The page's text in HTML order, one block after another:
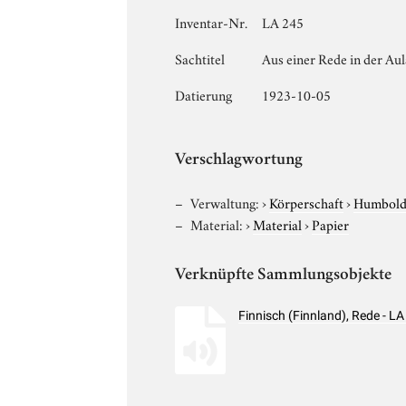
Inventar-Nr.
LA 245
Sachtitel
Aus einer Rede in der
Datierung
1923-10-05
Verschlagwortung
Verwaltung:›Körperschaft›
Material:›Material›Papier
Verknüpfte Sammlungsobjekte
Finnisch (Finnland), Rede -